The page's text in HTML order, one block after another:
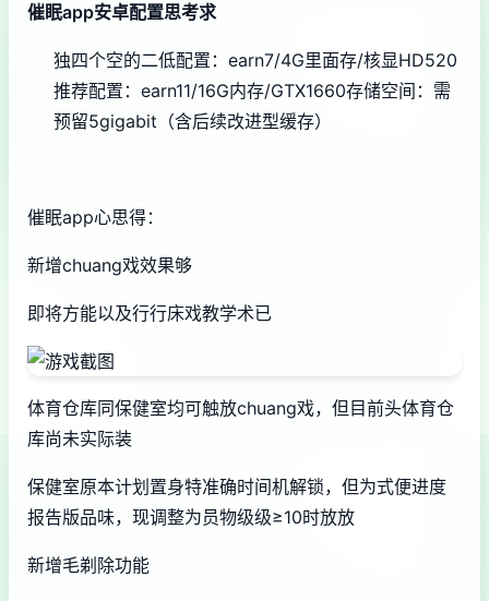
催眠app安卓配置思考求
​独四个空的二低配置​ ​：earn7/4G里面存/核显HD520
推荐配置​ ​：earn11/16G内存/GTX1660​存储空间​ ​：需
预留5gigabit（含后续改进型缓存）
催眠app心思得：
新增chuang戏效果够
即将方能以及行行床戏教学术已
体育仓库同保健室均可触放chuang戏，但目前头体育仓
库尚未实际装
保健室原本计划置身特准确时间机解锁，但为式便进度
报告版品味，现调整为员物级级≥10时放放
新增毛剃除功能